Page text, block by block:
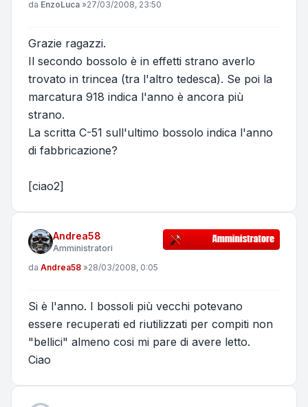
Messaggio
da EnzoLuca »27/03/2008, 23:50
Grazie ragazzi.
Il secondo bossolo è in effetti strano averlo
trovato in trincea (tra l'altro tedesca). Se poi la
marcatura 918 indica l'anno è ancora più
strano.
La scritta C-51 sull'ultimo bossolo indica l'anno
di fabbricazione?
[ciao2]
Andrea58
Amministratori
Messaggio
da Andrea58 »28/03/2008, 0:05
Si è l'anno. I bossoli più vecchi potevano
essere recuperati ed riutilizzati per compiti non
"bellici" almeno cosi mi pare di avere letto.
Ciao